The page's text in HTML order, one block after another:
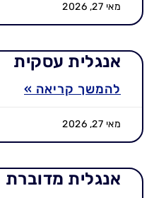
מאי 27, 2026
אנגלית עסקית
להמשך קריאה »
מאי 27, 2026
אנגלית מדוברת